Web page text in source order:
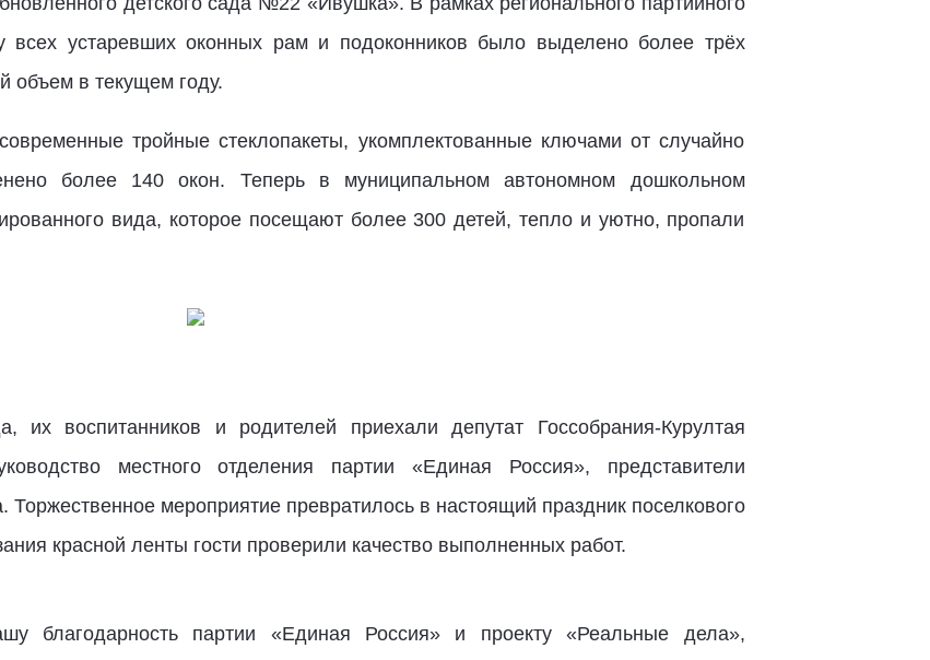
всех устаревших оконных рам и подоконников было выделено более трёх
объем в текущем году.
тройные стеклопакеты, укомплектованные ключами от случайно
более 140 окон. Теперь в муниципальном автономном дошкольном
вида, которое посещают более 300 детей, тепло и уютно, пропали
их воспитанников и родителей приехали депутат Госсобрания-Курултая
местного отделения партии «Единая Россия», представители
Торжественное мероприятие превратилось в настоящий праздник поселкового
красной ленты гости проверили качество выполненных работ.
благодарность партии «Единая Россия» и проекту «Реальные дела»,